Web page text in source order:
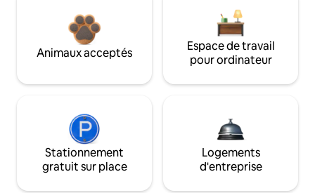
Animaux acceptés
Espace de travail
pour ordinateur
Stationnement
gratuit sur place
Logements
d'entreprise